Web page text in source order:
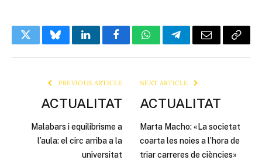
TwitterBlueskyLinkedInFacebookWhatsAppTelegramEmail Copy
PREVIOUS ARTICLE
ACTUALITAT
Malabars i equilibrisme a
l’aula: el circ arriba a la
universitat
NEXT ARTICLE
ACTUALITAT
Marta Macho: «La societat
coarta les noies a l’hora de
triar carreres de ciències»